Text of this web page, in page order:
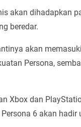
akan dihadapkan
beredar.
akan
Persona,
Xbox dan
6 akan